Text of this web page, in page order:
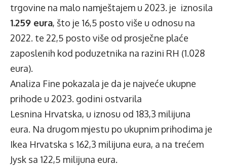
trgovine na malo namještajem u 2023. je iznosila
1.259 eura, što je 16,5 posto više u odnosu na
2022. te 22,5 posto više od prosječne plaće
zaposlenih kod poduzetnika na razini RH (1.028
eura).
Analiza Fine pokazala je da je najveće ukupne
prihode u 2023. godini ostvarila
Lesnina Hrvatska, u iznosu od 183,3 milijuna
eura. Na drugom mjestu po ukupnim prihodima je
Ikea Hrvatska s 162,3 milijuna eura, a na trećem
Jysk sa 122,5 milijuna eura.